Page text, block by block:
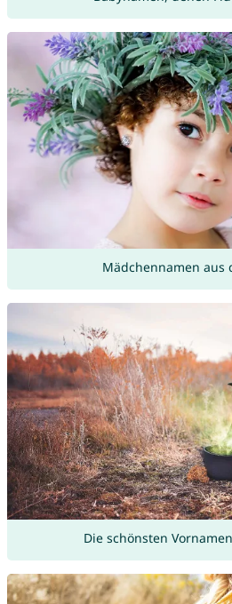
Mädchennamen aus
Die schönsten